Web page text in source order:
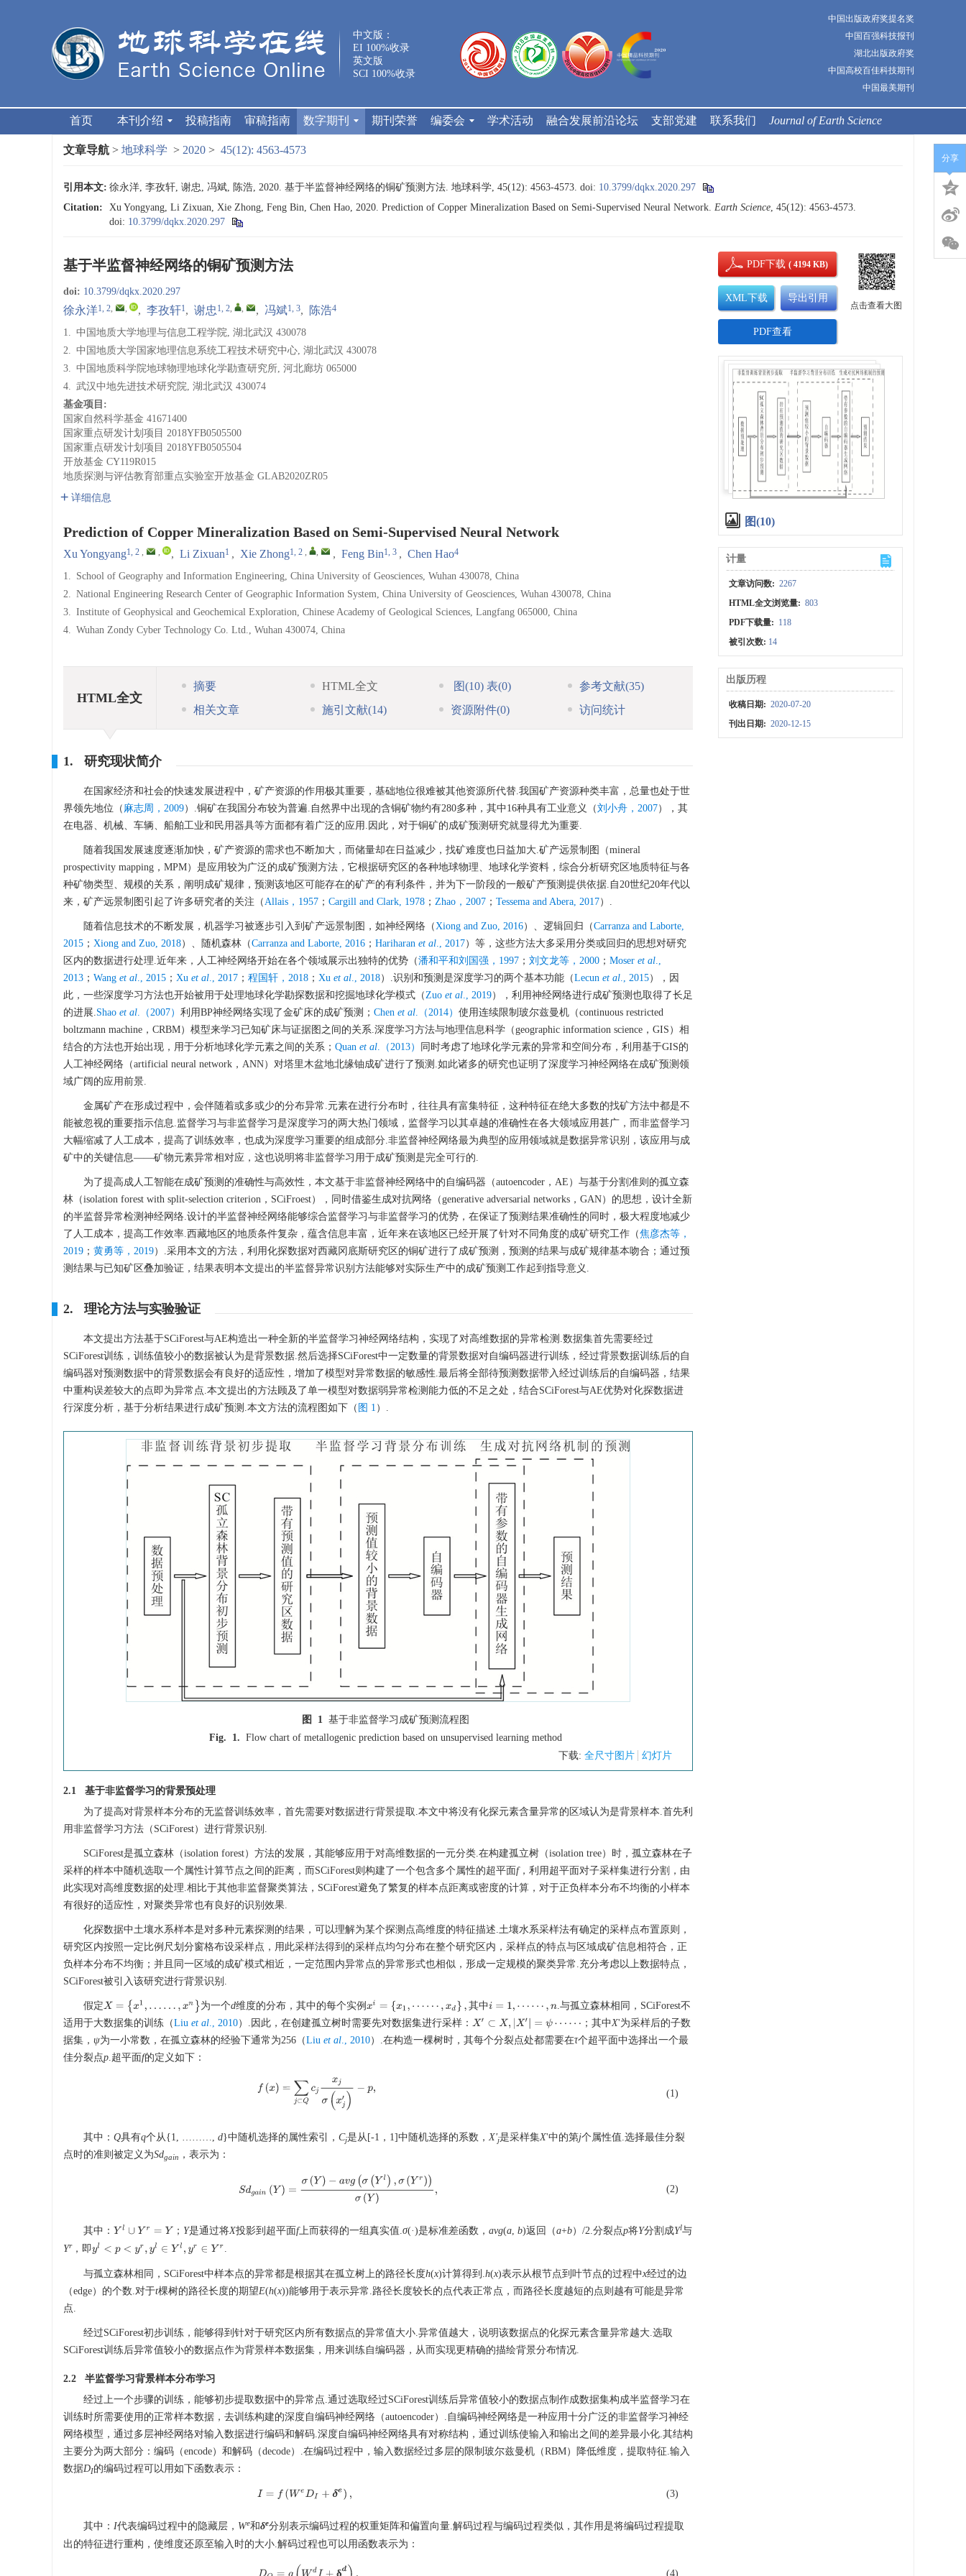
中文版：
EI 100%收录
英文版
SCI 100%收录
中国出版政府奖提名奖
中国百强科技报刊
湖北出版政府奖
中国高校百佳科技期刊
中国最美期刊
首页 本刊介绍 投稿指南 审稿指南 数字期刊 期刊荣誉 编委会 学术活动 融合发展前沿论坛 支部党建 联系我们 Journal of Earth Science
文章导航 > 地球科学 > 2020 > 45(12): 4563-4573
引用本文: 徐永洋, 李孜轩, 谢忠, 冯斌, 陈浩, 2020. 基于半监督神经网络的铜矿预测方法. 地球科学, 45(12): 4563-4573. doi: 10.3799/dqkx.2020.297
Citation:
Xu Yongyang, Li Zixuan, Xie Zhong, Feng Bin, Chen Hao, 2020. Prediction of Copper Mineralization Based on Semi-Supervised Neural Network. Earth Science, 45(12): 4563-4573.
doi: 10.3799/dqkx.2020.297
基于半监督神经网络的铜矿预测方法
doi: 10.3799/dqkx.2020.297
徐永洋1, 2, , , 李孜轩1, 谢忠 1, 2, , , 冯斌1, 3, 陈浩4
1. 中国地质大学地理与信息工程学院, 湖北武汉 430078
2. 中国地质大学国家地理信息系统工程技术研究中心, 湖北武汉 430078
3. 中国地质科学院地球物理地球化学勘查研究所, 河北廊坊 065000
4. 武汉中地先进技术研究院, 湖北武汉 430074
基金项目:
国家自然科学基金 41671400
国家重点研发计划项目 2018YFB0505500
国家重点研发计划项目 2018YFB0505504
开放基金 CY119R015
地质探测与评估教育部重点实验室开放基金 GLAB2020ZR05
详细信息
Prediction of Copper Mineralization Based on Semi-Supervised Neural Network
Xu Yongyang1, 2 , , , Li Zixuan1 , Xie Zhong1, 2 , , , Feng Bin1, 3 , Chen Hao4
1. School of Geography and Information Engineering, China University of Geosciences, Wuhan 430078, China
2. National Engineering Research Center of Geographic Information System, China University of Geosciences, Wuhan 430078, China
3. Institute of Geophysical and Geochemical Exploration, Chinese Academy of Geological Sciences, Langfang 065000, China
4. Wuhan Zondy Cyber Technology Co. Ltd., Wuhan 430074, China
HTML全文
摘要 HTML全文 图(10) 表(0) 参考文献(35)
相关文章
施引文献(14) 资源附件(0) 访问统计
1. 研究现状简介
在国家经济和社会的快速发展进程中，矿产资源的作用极其重要，基础地位很难被其他资源所代替.我国矿产资源种类丰富，总量也处于世
界领先地位（ 麻志周，2009）.铜矿在我国分布较为普遍.自然界中出现的含铜矿物约有280多种，其中16种具有工业意义（刘小舟，2007），其
在电器、机械、车辆、船舶工业和民用器具等方面都有着广泛的应用.因此，对于铜矿的成矿预测研究就显得尤为重要.
随着我国发展速度逐渐加快，矿产资源的需求也不断加大，而储量却在日益减少，找矿难度也日益加大.矿产远景制图（mineral
prospectivity mapping，MPM）是应用较为广泛的成矿预测方法，它根据研究区的各种地球物理、地球化学资料，综合分析研究区地质特征与各
种矿物类型、规模的关系，阐明成矿规律，预测该地区可能存在的矿产的有利条件，并为下一阶段的一般矿产预测提供依据.自20世纪20年代以
来，矿产远景制图引起了许多研究者的关注（Allais，1957 ； Cargill and Clark, 1978 ； Zhao，2007 ； Tessema and Abera, 2017）.
随着信息技术的不断发展，机器学习被逐步引入到矿产远景制图，如神经网络（Xiong and Zuo, 2016）、逻辑回归（Carranza and Laborte,
2015 ； Xiong and Zuo, 2018）、随机森林（Carranza and Laborte, 2016 ； Hariharan et al., 2017）等，这些方法大多采用分类或回归的思想对研究
区内的数据进行处理.近年来，人工神经网络开始在各个领域展示出独特的优势（潘和平和刘国强，1997 ； 刘文龙等，2000 ； Moser et al.,
2013 ； Wang et al., 2015 ； Xu et al., 2017 ； 程国轩，2018 ； Xu et al., 2018）.识别和预测是深度学习的两个基本功能（Lecun et al., 2015），因
此，一些深度学习方法也开始被用于处理地球化学勘探数据和挖掘地球化学模式（Zuo et al., 2019），利用神经网络进行成矿预测也取得了长足
的进展.Shao et al.（2007） 利用BP神经网络实现了金矿床的成矿预测； Chen et al.（2014） 使用连续限制玻尔兹曼机（continuous restricted
boltzmann machine，CRBM）模型来学习已知矿床与证据图之间的关系.深度学习方法与地理信息科学（geographic information science，GIS）相
结合的方法也开始出现，用于分析地球化学元素之间的关系； Quan et al.（2013）
同时考虑了地球化学元素的异常和空间分布，利用基于GIS的
人工神经网络（artificial neural network，ANN）对塔里木盆地北缘铀成矿进行了预测.如此诸多的研究也证明了深度学习神经网络在成矿预测领
域广阔的应用前景.
金属矿产在形成过程中，会伴随着或多或少的分布异常.元素在进行分布时，往往具有富集特征，这种特征在绝大多数的找矿方法中都是不
能被忽视的重要指示信息.监督学习与非监督学习是深度学习的两大热门领域，监督学习以其卓越的准确性在各大领域应用甚广，而非监督学习
大幅缩减了人工成本，提高了训练效率，也成为深度学习重要的组成部分.非监督神经网络最为典型的应用领域就是数据异常识别，该应用与成
矿中的关键信息——矿物元素异常相对应，这也说明将非监督学习用于成矿预测是完全可行的.
为了提高成人工智能在成矿预测的准确性与高效性，本文基于非监督神经网络中的自编码器（autoencoder，AE）与基于分割准则的孤立森
林（isolation forest with split-selection criterion，SCiFroest），同时借鉴生成对抗网络（generative adversarial networks，GAN）的思想，设计全新
的半监督异常检测神经网络.设计的半监督神经网络能够综合监督学习与非监督学习的优势，在保证了预测结果准确性的同时，极大程度地减少
了人工成本，提高工作效率.西藏地区的地质条件复杂，蕴含信息丰富，近年来在该地区已经开展了针对不同角度的成矿研究工作（焦彦杰等，
2019 ； 黄勇等，2019）.采用本文的方法，利用化探数据对西藏冈底斯研究区的铜矿进行了成矿预测，预测的结果与成矿规律基本吻合；通过预
测结果与已知矿区叠加验证，结果表明本文提出的半监督异常识别方法能够对实际生产中的成矿预测工作起到指导意义.
2. 理论方法与实验验证
本文提出方法基于SCiForest与AE构造出一种全新的半监督学习神经网络结构，实现了对高维数据的异常检测.数据集首先需要经过
SCiForest训练，训练值较小的数据被认为是背景数据.然后选择SCiForest中一定数量的背景数据对自编码器进行训练，经过背景数据训练后的自
编码器对预测数据中的背景数据会有良好的适应性，增加了模型对异常数据的敏感性.最后将全部待预测数据带入经过训练后的自编码器，结果
中重构误差较大的点即为异常点.本文提出的方法顾及了单一模型对数据弱异常检测能力低的不足之处，结合SCiForest与AE优势对化探数据进
行深度分析，基于分析结果进行成矿预测.本文方法的流程图如下（ 图 1 ）.
图 1 基于非监督学习成矿预测流程图
Fig. 1. Flow chart of metallogenic prediction based on unsupervised learning method
下载: 全尺寸图片 幻灯片
2.1 基于非监督学习的背景预处理
为了提高对背景样本分布的无监督训练效率，首先需要对数据进行背景提取.本文中将没有化探元素含量异常的区域认为是背景样本.首先利
用非监督学习方法（SCiForest）进行背景识别.
SCiForest是孤立森林（isolation forest）方法的发展，其能够应用于对高维数据的一元分类.在构建孤立树（isolation tree）时，孤立森林在子
采样的样本中随机选取一个属性计算节点之间的距离，而SCiForest则构建了一个包含多个属性的超平面f，利用超平面对子采样集进行分割，由
此实现对高维度数据的处理.相比于其他非监督聚类算法，SCiForest避免了繁复的样本点距离或密度的计算，对于正负样本分布不均衡的小样本
有很好的适应性，对聚类异常也有良好的识别效果.
化探数据中土壤水系样本是对多种元素探测的结果，可以理解为某个探测点高维度的特征描述.土壤水系采样法有确定的采样点布置原则，
研究区内按照一定比例尺划分窗格布设采样点，用此采样法得到的采样点均匀分布在整个研究区内，采样点的特点与区域成矿信息相符合，正
负样本分布不均衡；并且同一区域的成矿模式相近，一定范围内异常点的异常形式也相似，形成一定规模的聚类异常.充分考虑以上数据特点，
SCiForest被引入该研究进行背景识别.
假定 X={x 1 ,… 为一个d维度的分布，其中的每个实例 其中
xi={x 1 ,⋯⋯, x d } , 其中i = 1,⋯⋯ ,n
.与孤立森林相同，SCiForest不
适用于大数据集的训练（Liu et al., 2010）.因此，在创建孤立树时需要先对数据集进行采样： X′⊂X ,|X′ =ψ⋯⋯ ；其中X'为采样后的子数
据集， ψ为一小常数，在孤立森林的经验下通常为256（Liu et al., 2010）.在构造一棵树时，其每个分裂点处都需要在τ个超平面中选择出一个最
佳分裂点p.超平面f的定义如下：
f(x ∑j⊂Qc σ(x
(1)
其中： Q具有q个从{1, ………, d}中随机选择的属性索引， Cj是从[-1，1]中随机选择的系数，X'j是采样集X'中的第j个属性值.选择最佳分裂
点时的准则被定义为Sdgain ，表示为：
=σ (Y)− av g(σ( Yl) ,σ(Yr ))σ (Y),
(2)
其中： Yl∪ Yr=Y ； Y是通过将X投影到超平面f上而获得的一组真实值.σ(·)是标准差函数，avg(a,b)返回（a+b）/2.分裂点p将Y分割成Yl与
Yr，即yl <p<y ,y l∈Yl, r∈Yr .
与孤立森林相同，SCiForest中样本点的异常都是根据其在孤立树上的路径长度h(x)计算得到.h(x)表示从根节点到叶节点的过程中x经过的边
（edge）的个数.对于t棵树的路径长度的期望E(h(x))能够用于表示异常.路径长度较长的点代表正常点，而路径长度越短的点则越有可能是异常
点.
经过SCiForest初步训练，能够得到针对于研究区内所有数据点的异常值大小.异常值越大，说明该数据点的化探元素含量异常越大.选取
SCiForest训练后异常值较小的数据点作为背景样本数据集，用来训练自编码器，从而实现更精确的描绘背景分布情况.
2.2 半监督学习背景样本分布学习
经过上一个步骤的训练，能够初步提取数据中的异常点.通过选取经过SCiForest训练后异常值较小的数据点制作成数据集构成半监督学习在
训练时所需要使用的正常样本数据，去训练构建的深度自编码神经网络（autoencoder）.自编码神经网络是一种应用十分广泛的非监督学习神经
网络模型，通过多层神经网络对输入数据进行编码和解码.深度自编码神经网络具有对称结构，通过训练使输入和输出之间的差异最小化.其结构
主要分为两大部分：编码（encode）和解码（decode）.在编码过程中，输入数据经过多层的限制玻尔兹曼机（RBM）降低维度，提取特征.输入
数据DI的编码过程可以用如下函数表示：
I =f(WeDI+ δe), (3)
其中： I代表编码过程中的隐藏层， We和δe分别表示编码过程的权重矩阵和偏置向量.解码过程与编码过程类似，其作用是将编码过程提取
出的特征进行重构，使维度还原至输入时的大小.解码过程也可以用函数表示为：
δ
δ
=g (WdI + δ d), (4)
PDF下载( 4194 KB)
XML下载 导出引用
PDF查看
点击查看大图
图(10)
计量
文章访问数: 2267
HTML全文浏览量: 803
PDF下载量: 118
被引次数: 14
出版历程
收稿日期: 2020-07-20
刊出日期: 2020-12-15
分享